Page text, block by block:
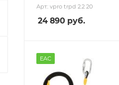
Арт.: vpro trpd 2.2 20
24 890 руб.
EAC